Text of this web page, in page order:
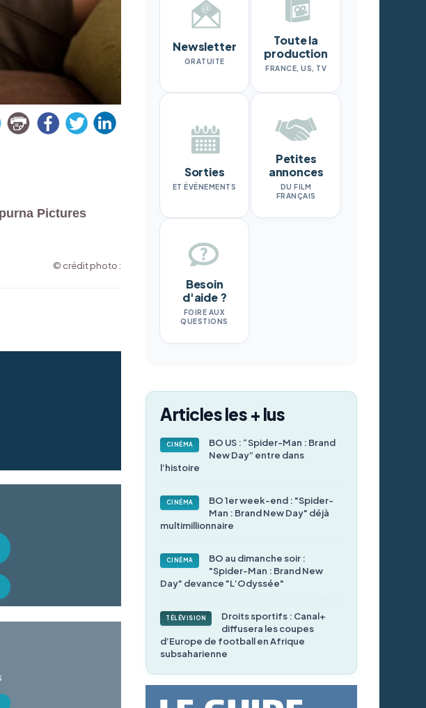
Pictures
© crédit photo :
Newsletter
GRATUITE
Toute la
production
FRANCE, US, TV
Sorties
ET ÉVÉNEMENTS
Petites
annonces
DU FILM
FRANÇAIS
Besoin
d'aide ?
FOIRE AUX
QUESTIONS
Articles les + lus
CINÉMA
BO US : “Spider-Man : Brand
New Day” entre dans
l’histoire
CINÉMA
BO 1er week-end : "Spider-
Man : Brand New Day" déjà
multimillionnaire
CINÉMA
BO au dimanche soir :
"Spider-Man : Brand New
Day" devance "L’Odyssée"
TÉLÉVISION
Droits sportifs : Canal+
diffusera les coupes
d’Europe de football en Afrique
subsaharienne